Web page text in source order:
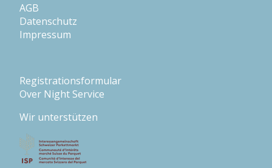
AGB
Datenschutz
Impressum
Registrationsformular
Over Night Service
Wir unterstützen